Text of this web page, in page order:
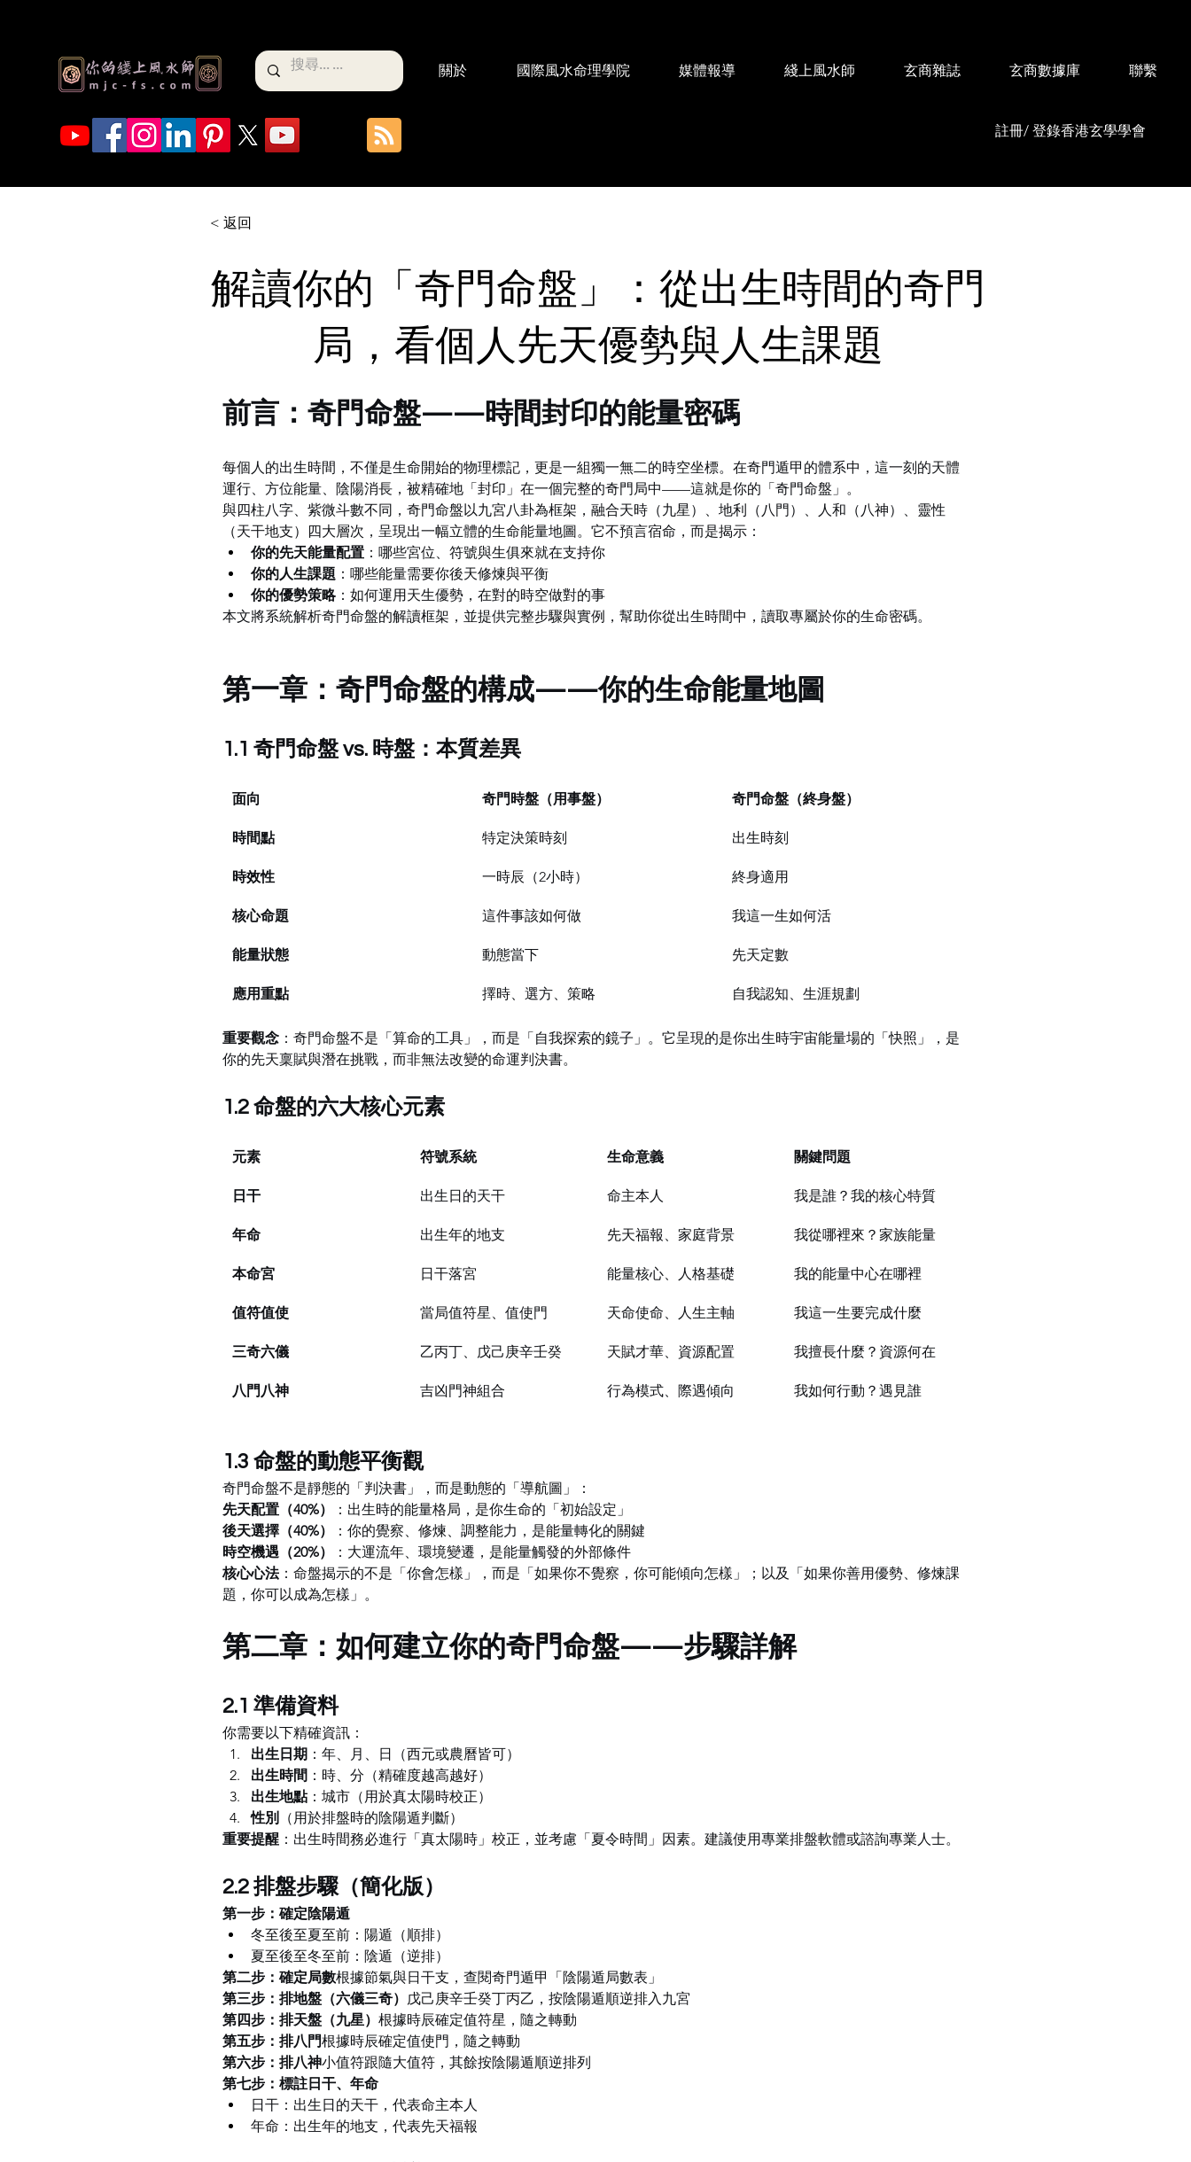
關於 國際風水命理學院 媒體報導 綫上風水師 玄商雜誌 玄商數據庫 聯繫
註冊/ 登錄香港玄學學會
< 返回
解讀你的「奇門命盤」：從出生時間的奇門
局，看個人先天優勢與人生課題
前言：奇門命盤——時間封印的能量密碼
每個人的出生時間，不僅是生命開始的物理標記，更是一組獨一無二的時空坐標。在奇門遁甲的體系中，這一刻的天體
運行、方位能量、陰陽消長，被精確地「封印」在一個完整的奇門局中——這就是你的「奇門命盤」。
與四柱八字、紫微斗數不同，奇門命盤以九宮八卦為框架，融合天時（九星）、地利（八門）、人和（八神）、靈性
（天干地支）四大層次，呈現出一幅立體的生命能量地圖。它不預言宿命，而是揭示：
你的先天能量配置 ：哪些宮位、符號與生俱來就在支持你
你的人生課題 ：哪些能量需要你後天修煉與平衡
你的優勢策略 ：如何運用天生優勢，在對的時空做對的事
本文將系統解析奇門命盤的解讀框架，並提供完整步驟與實例，幫助你從出生時間中，讀取專屬於你的生命密碼。
第一章：奇門命盤的構成——你的生命能量地圖
1.1 奇門命盤 vs. 時盤：本質差異
面向 奇門時盤（用事盤） 奇門命盤（終身盤）
時間點 特定決策時刻 出生時刻
時效性 一時辰（2小時） 終身適用
核心命題 這件事該如何做 我這一生如何活
能量狀態 動態當下 先天定數
應用重點 擇時、選方、策略 自我認知、生涯規劃
重要觀念 ：奇門命盤不是「算命的工具」，而是「自我探索的鏡子」。它呈現的是你出生時宇宙能量場的「快照」，是
你的先天稟賦與潛在挑戰，而非無法改變的命運判決書。
1.2 命盤的六大核心元素
元素 符號系統 生命意義 關鍵問題
日干 出生日的天干 命主本人 我是誰？我的核心特質
年命 出生年的地支 先天福報、家庭背景 我從哪裡來？家族能量
本命宮 日干落宮 能量核心、人格基礎 我的能量中心在哪裡
值符值使 當局值符星、值使門 天命使命、人生主軸 我這一生要完成什麼
三奇六儀 乙丙丁、戊己庚辛壬癸 天賦才華、資源配置 我擅長什麼？資源何在
八門八神 吉凶門神組合 行為模式、際遇傾向 我如何行動？遇見誰
1.3 命盤的動態平衡觀
奇門命盤不是靜態的「判決書」，而是動態的「導航圖」：
先天配置（40%）
：出生時的能量格局，是你生命的「初始設定」
後天選擇（40%）
：你的覺察、修煉、調整能力，是能量轉化的關鍵
時空機遇（20%）
：大運流年、環境變遷，是能量觸發的外部條件
核心心法 ：命盤揭示的不是「你會怎樣」，而是「如果你不覺察，你可能傾向怎樣」；以及「如果你善用優勢、修煉課
題，你可以成為怎樣」。
第二章：如何建立你的奇門命盤——步驟詳解
2.1 準備資料
你需要以下精確資訊：
出生日期 ：年、月、日（西元或農曆皆可）
出生時間 ：時、分（精確度越高越好）
出生地點 ：城市（用於真太陽時校正）
性別
（用於排盤時的陰陽遁判斷）
重要提醒 ：出生時間務必進行「真太陽時」校正，並考慮「夏令時間」因素。建議使用專業排盤軟體或諮詢專業人士。
2.2 排盤步驟（簡化版）
第一步：確定陰陽遁
冬至後至夏至前：陽遁（順排）
夏至後至冬至前：陰遁（逆排）
第二步：確定局數根據節氣與日干支，查閱奇門遁甲「陰陽遁局數表」
第三步：排地盤（六儀三奇） 戊己庚辛壬癸丁丙乙，按陰陽遁順逆排入九宮
第四步：排天盤（九星） 根據時辰確定值符星，隨之轉動
第五步：排八門根據時辰確定值使門，隨之轉動
第六步：排八神小值符跟隨大值符，其餘按陰陽遁順逆排列
第七步：標註日干、年命
日干：出生日的天干，代表命主本人
年命：出生年的地支，代表先天福報